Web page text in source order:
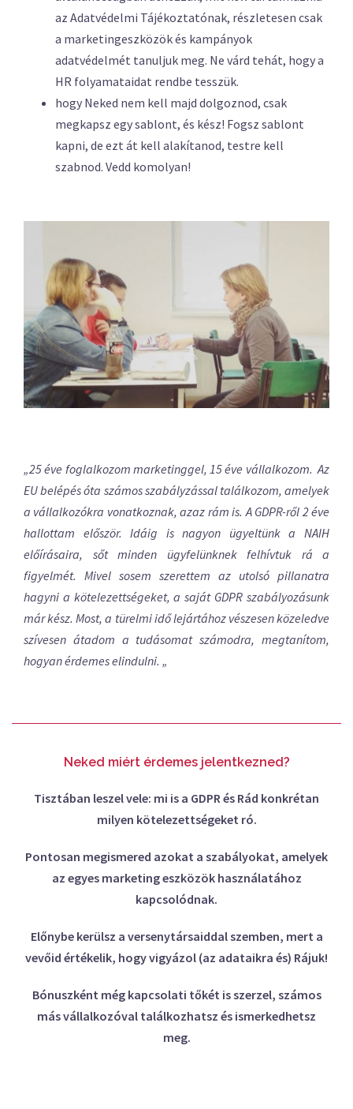
az Adatvédelmi Tájékoztatónak, részletesen csak
a marketingeszközök és kampányok
adatvédelmét tanuljuk meg. Ne várd tehát, hogy a
HR folyamataidat rendbe tesszük.
hogy Neked nem kell majd dolgoznod, csak
megkapsz egy sablont, és kész! Fogsz sablont
kapni, de ezt át kell alakítanod, testre kell
szabnod. Vedd komolyan!
„25 éve foglalkozom marketinggel, 15 éve vállalkozom. Az
EU belépés óta számos szabályzással találkozom, amelyek
a vállalkozókra vonatkoznak, azaz rám is. A GDPR-ről 2 éve
hallottam először. Idáig is nagyon ügyeltünk a NAIH
előírásaira, sőt minden ügyfelünknek felhívtuk rá a
figyelmét. Mivel sosem szerettem az utolsó pillanatra
hagyni a kötelezettségeket, a saját GDPR szabályozásunk
már kész. Most, a türelmi idő lejártához vészesen közeledve
szívesen átadom a tudásomat számodra, megtanítom,
hogyan érdemes elindulni. „
Neked miért érdemes jelentkezned?
Tisztában leszel vele: mi is a GDPR és Rád konkrétan
milyen kötelezettségeket ró.
Pontosan megismered azokat a szabályokat, amelyek
az egyes marketing eszközök használatához
kapcsolódnak.
Előnybe kerülsz a versenytársaiddal szemben, mert a
vevőid értékelik, hogy vigyázol (az adataikra és) Rájuk!
Bónuszként még kapcsolati tőkét is szerzel, számos
más vállalkozóval találkozhatsz és ismerkedhetsz
meg.